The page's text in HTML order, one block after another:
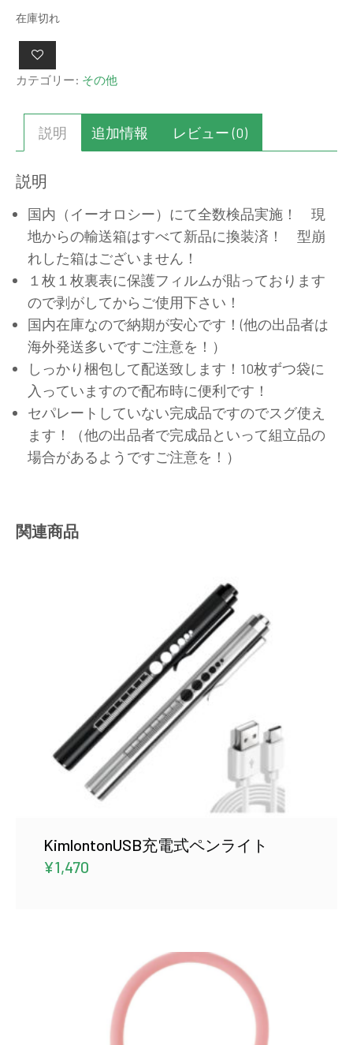
在庫切れ
カテゴリー: その他
説明 追加情報 レビュー (0)
説明
国内（イーオロシー）にて全数検品実施！ 現
地からの輸送箱はすべて新品に換装済！ 型崩
れした箱はございません！
１枚１枚裏表に保護フィルムが貼っております
ので剥がしてからご使用下さい！
国内在庫なので納期が安心です！(他の出品者は
海外発送多いですご注意を！）
しっかり梱包して配送致します！10枚ずつ袋に
入っていますので配布時に便利です！
セパレートしていない完成品ですのでスグ使え
ます！（他の出品者で完成品といって組立品の
場合があるようですご注意を！）
関連商品
KimlontonUSB充電式ペンライト
¥1,470